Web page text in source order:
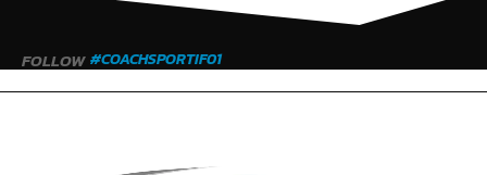
FOLLOW #COACHSPORTIF01